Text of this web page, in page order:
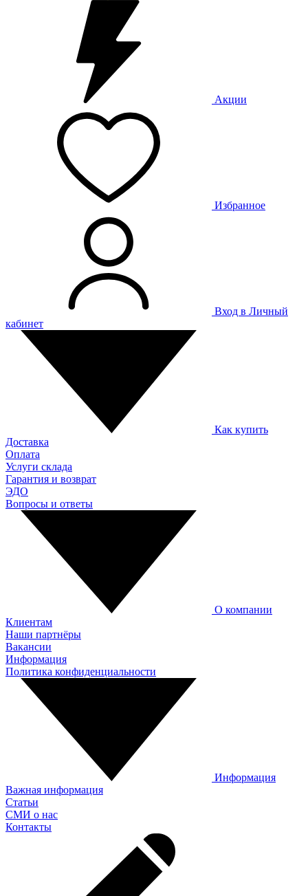
Акции
Избранное
Вход в Личный
кабинет
Как купить
Доставка
Оплата
Услуги склада
Гарантия и возврат
ЭДО
Вопросы и ответы
О компании
Клиентам
Наши партнёры
Вакансии
Информация
Политика конфиденциальности
Информация
Важная информация
Статьи
СМИ о нас
Контакты